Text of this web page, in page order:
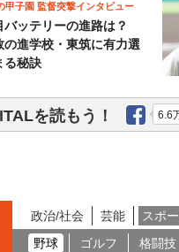
甲子園 監督突撃インタビュー
バッテリーの進路は？
の進学校・東筑に有力選
る秘訣
を読もう！ 6.6
政治/社会 芸能 スポ
野球
ゴルフ 格闘技